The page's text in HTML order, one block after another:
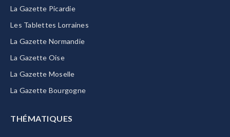
La Gazette Picardie
Les Tablettes Lorraines
La Gazette Normandie
La Gazette Oise
La Gazette Moselle
La Gazette Bourgogne
THÉMATIQUES